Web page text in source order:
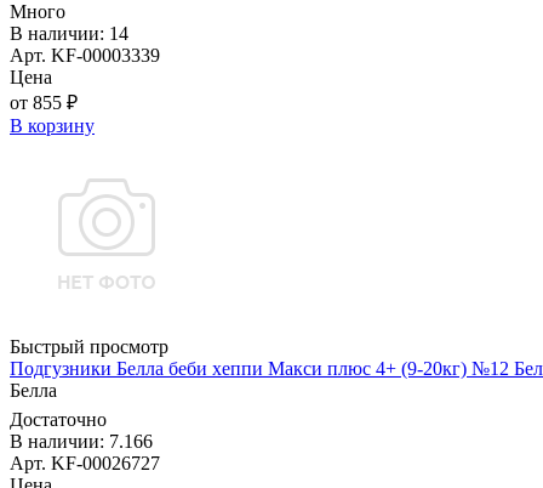
Много
В наличии: 14
Арт. KF-00003339
Цена
от 855 ₽
В корзину
Быстрый просмотр
Подгузники Белла беби хеппи Макси плюс 4+ (9-20кг) №12
Белла
Достаточно
В наличии: 7.166
Арт. KF-00026727